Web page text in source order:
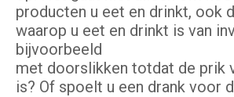
producten u eet en drinkt, ook
waarop u eet en drinkt is van
bijvoorbeeld
met doorslikken totdat de prik
is? Of spoelt u een drank voor